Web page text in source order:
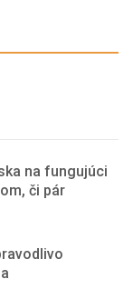
na fungujúci
či pár